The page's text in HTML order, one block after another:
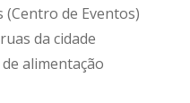
(Centro de Eventos)
da cidade
alimentação